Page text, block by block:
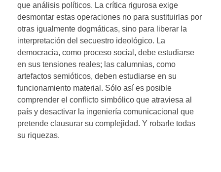
que análisis políticos. La crítica rigurosa exige
desmontar estas operaciones no para sustituirlas por
otras igualmente dogmáticas, sino para liberar la
interpretación del secuestro ideológico. La
democracia, como proceso social, debe estudiarse
en sus tensiones reales; las calumnias, como
artefactos semióticos, deben estudiarse en su
funcionamiento material. Sólo así es posible
comprender el conflicto simbólico que atraviesa al
país y desactivar la ingeniería comunicacional que
pretende clausurar su complejidad. Y robarle todas
su riquezas.